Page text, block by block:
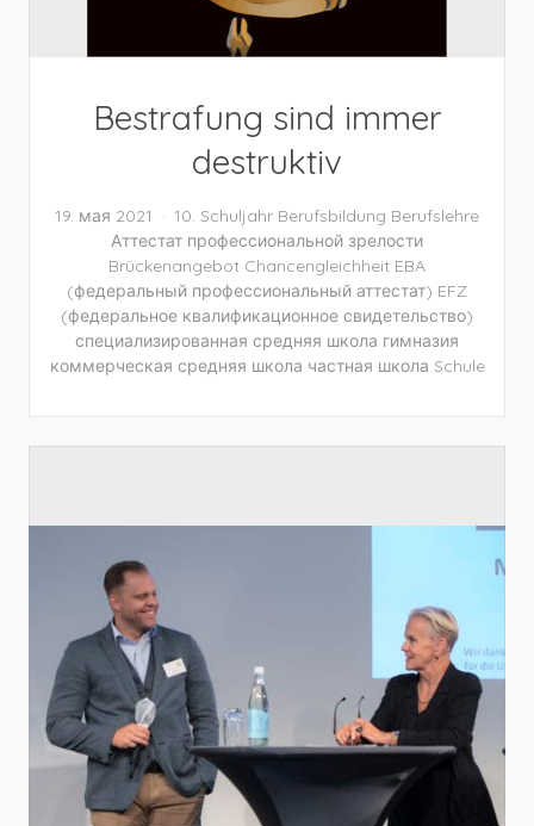
Bestrafung sind immer
destruktiv
19. мая 2021 10. Schuljahr Berufsbildung Berufslehre
Аттестат профессиональной зрелости
Brückenangebot Chancengleichheit EBA
(федеральный профессиональный аттестат) EFZ
(федеральное квалификационное свидетельство)
специализированная средняя школа гимназия
коммерческая средняя школа частная школа Schule